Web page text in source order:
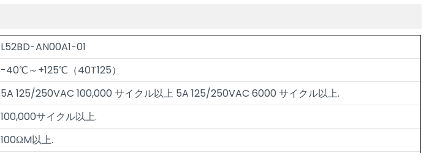
L52BD-AN00A1-01
-40℃～+125℃（40T125）
5A 125/250VAC 100,000 サイクル以上 5A 125/250VAC 6000 サイクル以上.
100,000サイクル以上.
100ΩM以上.